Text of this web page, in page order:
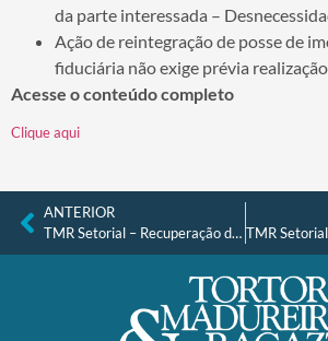
da parte interessada –
Ação de reintegração de posse de
fiduciária não exige prévia
Acesse o conteúdo completo
Clique aqui
ANTERIOR
TMR Setorial – Recuperação de Crédito, Falências e Recuperações Judiciais nº 43, de 19.08.2024